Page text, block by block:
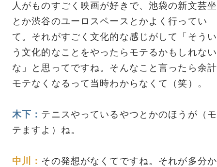
人がものすごく映画が好きで、池袋の新文芸坐
とか渋谷のユーロスペースとかよく行ってい
て。それがすごく文化的な感じがして「そうい
う文化的なことをやったらモテるかもしれない
な」と思ってですね。そんなこと言ったら余計
モテなくなるって当時わからなくて（笑）。
木下： テニスやっているやつとかのほうが（モ
テますよ）ね。
中川： その発想がなくてですね。それが多分か